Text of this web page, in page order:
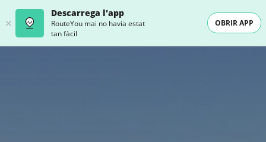
Descarrega l'app
RouteYou mai no havia estat
tan fàcil
OBRIR APP